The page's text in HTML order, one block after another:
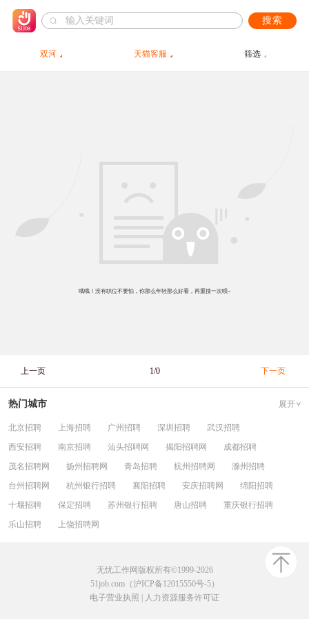
搜索
双河 天猫客服 筛选
哦哦！没有职位不要怕，你那么年轻那么好看，再重搜一次呗~
上一页 1/0 下一页
热门城市 展开
北京招聘 上海招聘 广州招聘 深圳招聘
武汉招聘
西安招聘
南京招聘 汕头招聘网 揭阳招聘网
成都招聘
茂名招聘网
扬州招聘网 青岛招聘 杭州招聘网
滁州招聘
台州招聘网
杭州银行招聘 襄阳招聘 安庆招聘网
绵阳招聘
十堰招聘
保定招聘 苏州银行招聘 唐山招聘
重庆银行招聘
乐山招聘
上饶招聘网
无忧工作网版权所有©1999-2026
51job.com（沪ICP备12015550号-5）
电子营业执照
人力资源服务许可证